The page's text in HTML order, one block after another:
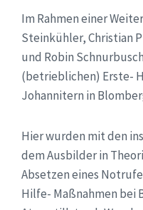
Im Rahmen einer
Steinkühler, Christian
und Robin
(betrieblichen) Erste-
Johannitern in
Hier wurden mit den
dem Ausbilder in
Absetzen eines
Hilfe- Maßnahmen bei